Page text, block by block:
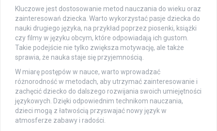
Kluczowe jest dostosowanie metod nauczania do wieku oraz
zainteresowań dziecka. Warto wykorzystać pasje dziecka do
nauki drugiego języka, na przykład poprzez piosenki, książki
czy filmy w języku obcym, które odpowiadają ich gustom.
Takie podejście nie tylko zwiększa motywację, ale także
sprawia, że nauka staje się przyjemnością.
W miarę postępów w nauce, warto wprowadzać
różnorodność w metodach, aby utrzymać zainteresowanie i
zachęcić dziecko do dalszego rozwijania swoich umiejętności
językowych. Dzięki odpowiednim technikom nauczania,
dzieci mogą z łatwością przyswajać nowy język w
atmosferze zabawy i radości.